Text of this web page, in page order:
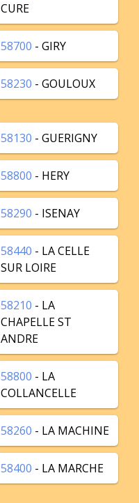
CURE
58700 - GIRY
58230 - GOULOUX
58130 - GUERIGNY
58800 - HERY
58290 - ISENAY
58440 - LA CELLE
SUR LOIRE
58210 - LA
CHAPELLE ST
ANDRE
58800 - LA
COLLANCELLE
58260 - LA MACHINE
58400 - LA MARCHE